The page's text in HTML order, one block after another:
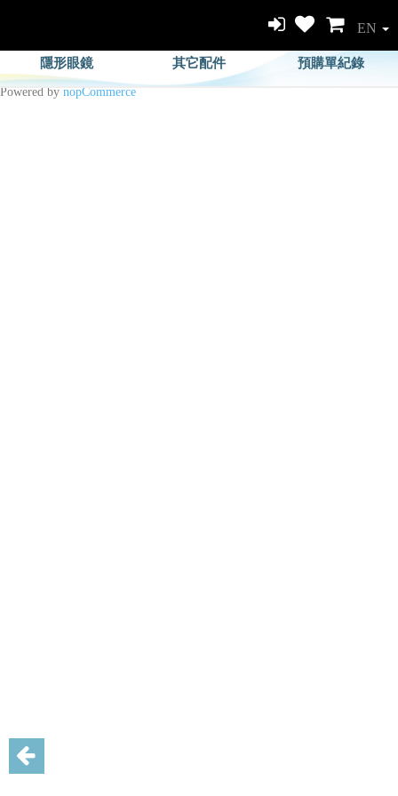
EN
隱形眼鏡 其它配件 預購單紀錄
Powered by nopCommerce